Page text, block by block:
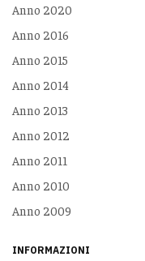
Anno 2020
Anno 2016
Anno 2015
Anno 2014
Anno 2013
Anno 2012
Anno 2011
Anno 2010
Anno 2009
INFORMAZIONI